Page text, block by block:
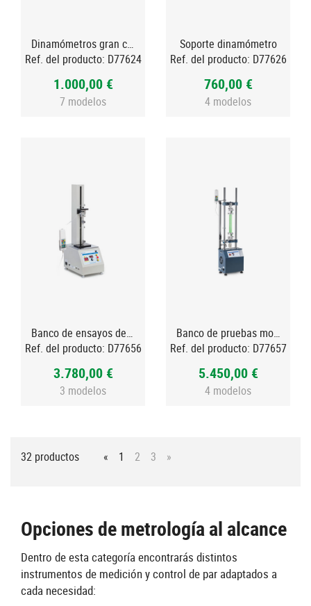
Dinamómetros gran capacidad con célula externa, FH
Ref. del producto: D77624
1.000,00 €
7 modelos
Soporte dinamómetro
Ref. del producto: D77626
760,00 €
4 modelos
Banco de ensayos de sobremesa, TVO-S
Ref. del producto: D77656
3.780,00 €
3 modelos
Banco de pruebas motorizado, TVS
Ref. del producto: D77657
5.450,00 €
4 modelos
32 productos « 1 2 3 »
Opciones de metrología al alcance
Dentro de esta categoría encontrarás distintos
instrumentos de medición y control de par adaptados a
cada necesidad: